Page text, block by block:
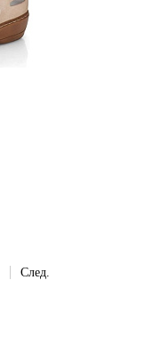
След.